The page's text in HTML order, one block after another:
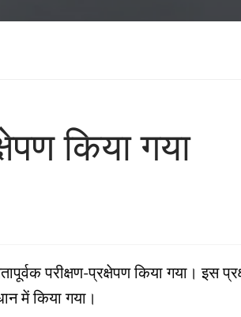
किया गया
परीक्षण-प्रक्षेपण किया गया। इस
में किया गया।